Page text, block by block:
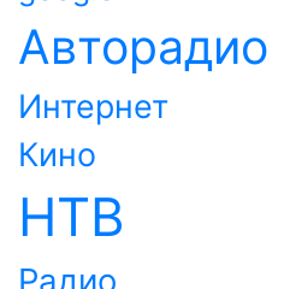
Авторадио
Интернет
Кино
НТВ
Радио